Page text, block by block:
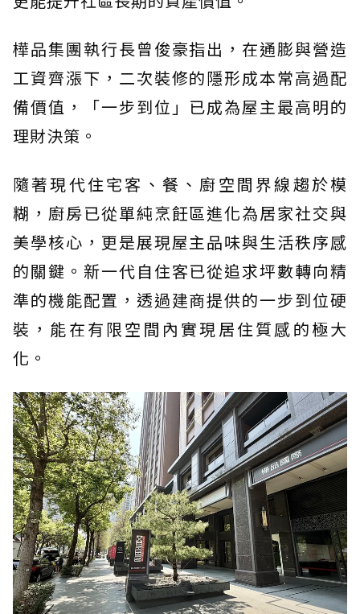
樺品集團執行長曾俊豪指出，在通膨與營造
工資齊漲下，二次裝修的隱形成本常高過配
備價值，「一步到位」已成為屋主最高明的
理財決策。
隨著現代住宅客、餐、廚空間界線趨於模
糊，廚房已從單純烹飪區進化為居家社交與
美學核心，更是展現屋主品味與生活秩序感
的關鍵。新一代自住客已從追求坪數轉向精
準的機能配置，透過建商提供的一步到位硬
裝，能在有限空間內實現居住質感的極大
化。